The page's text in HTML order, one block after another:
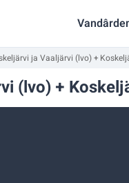
ja Vaaljärvi (lvo) +
(lvo) +